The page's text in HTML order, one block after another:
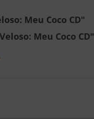
Meu Coco CD"
Meu Coco CD"